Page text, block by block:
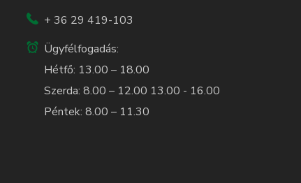
+ 36 29 419-103
Ügyfélfogadás:
Hétfő: 13.00 – 18.00
Szerda: 8.00 – 12.00 13.00 - 16.00
Péntek: 8.00 – 11.30